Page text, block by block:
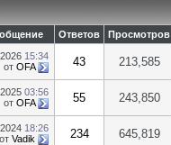
Ответов Просмотров
15:34
от OFA 43 213,585
03:56
от OFA 55 243,850
18:26
от Vadik 234 645,819